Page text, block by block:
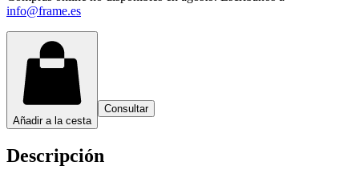
info@frame.es
Añadir a la cesta
Consultar
Descripción